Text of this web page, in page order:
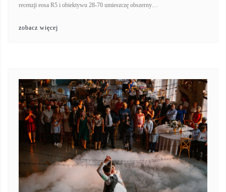
recenzji eosa R5 i obiektywu 28-70 umieszczę obszerny…
zobacz więcej